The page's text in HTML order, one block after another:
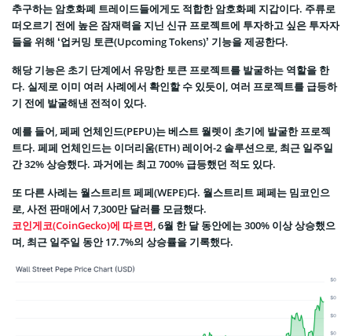
추구하는 암호화폐 트레이드들에게도 적합한 암호화폐 지갑이다. 주류로
떠오르기 전에 높은 잠재력을 지닌 신규 프로젝트에 투자하고 싶은 투자자
들을 위해 ‘업커밍 토큰(Upcoming Tokens)’ 기능을 제공한다.
해당 기능은 초기 단계에서 유망한 토큰 프로젝트를 발굴하는 역할을 한
다. 실제로 이미 여러 사례에서 확인할 수 있듯이, 여러 프로젝트를 급등하
기 전에 발굴해낸 전적이 있다.
예를 들어, 페페 언체인드(PEPU)는 베스트 월렛이 초기에 발굴한 프로젝
트다. 페페 언체인드는 이더리움(ETH) 레이어-2 솔루션으로, 최근 일주일
간 32% 상승했다. 과거에는 최고 700% 급등했던 적도 있다.
또 다른 사례는 월스트리트 페페(WEPE)다. 월스트리트 페페는 밈코인으
로, 사전 판매에서 7,300만 달러를 모금했다.
코인게코(CoinGecko)에 따르면, 6월 한 달 동안에는 300% 이상 상승했으
며, 최근 일주일 동안 17.7%의 상승률을 기록했다.